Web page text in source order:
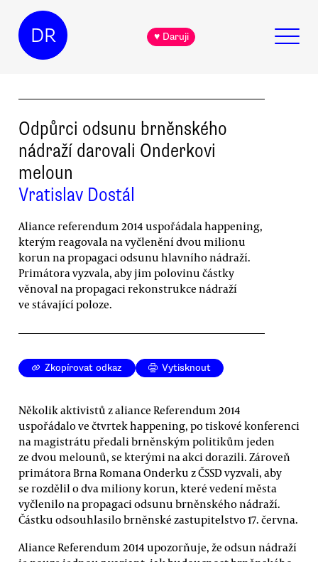
DR ♥ Daruji
Odpůrci odsunu brněnského
nádraží darovali Onderkovi
meloun
Vratislav Dostál
Aliance referendum 2014 uspořádala happening,
kterým reagovala na vyčlenění dvou milionu
korun na propagaci odsunu hlavního nádraží.
Primátora vyzvala, aby jim polovinu částky
věnoval na propagaci rekonstrukce nádraží
ve stávající poloze.
Zkopírovat odkaz Vytisknout
Několik aktivistů z aliance Referendum 2014
uspořádalo ve čtvrtek happening, po tiskové konferenci
na magistrátu předali brněnským politikům jeden
ze dvou melounů, se kterými na akci dorazili. Zároveň
primátora Brna Romana Onderku z ČSSD vyzvali, aby
se rozdělil o dva miliony korun, které vedení města
vyčlenilo na propagaci odsunu brněnského nádraží.
Částku odsouhlasilo brněnské zastupitelstvo 17. června.
Aliance Referendum 2014 upozorňuje, že odsun nádraží